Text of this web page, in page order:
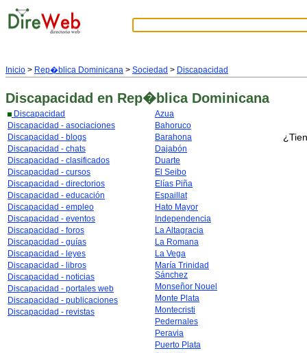
Inicio > Rep�blica Dominicana > Sociedad > Discapacidad
Discapacidad en Rep�blica Dominicana
Discapacidad
Discapacidad - asociaciones
Discapacidad - blogs
Discapacidad - chats
Discapacidad - clasificados
Discapacidad - cursos
Discapacidad - directorios
Discapacidad - educación
Discapacidad - empleo
Discapacidad - eventos
Discapacidad - foros
Discapacidad - guías
Discapacidad - leyes
Discapacidad - libros
Discapacidad - noticias
Discapacidad - portales web
Discapacidad - publicaciones
Discapacidad - revistas
Azua
Bahoruco
Barahona
Dajabón
Duarte
El Seibo
Elías Piña
Espaillat
Hato Mayor
Independencia
La Altagracia
La Romana
La Vega
María Trinidad
Sánchez
Monseñor Nouel
Monte Plata
Montecristi
Pedernales
Peravia
Puerto Plata